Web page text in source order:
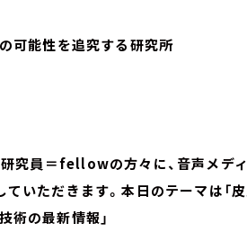
可能性を追究する研究所
究員＝fellowの方々に、音声メデ
いただきます。本日のテーマは「
術の最新情報」